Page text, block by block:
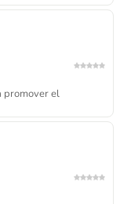
promover el